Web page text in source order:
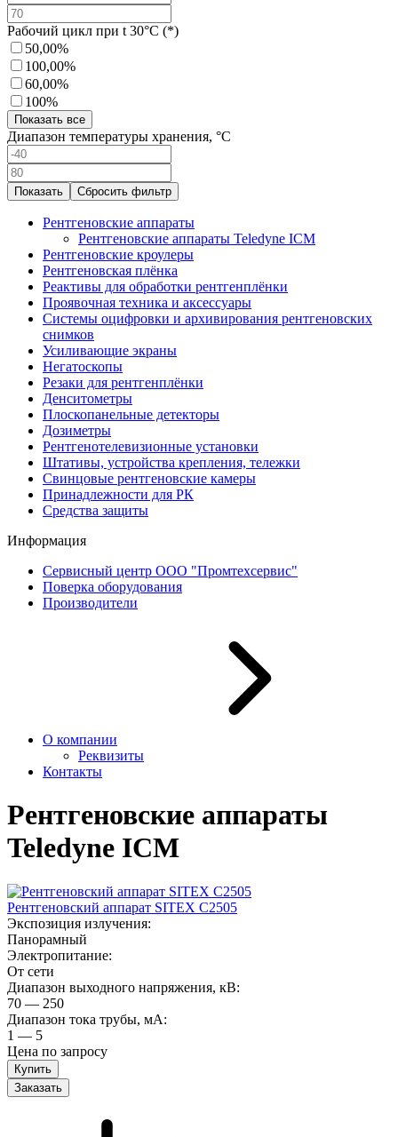
Рабочий цикл при t 30°C (*)
50,00%
100,00%
60,00%
100%
Показать все
Диапазон температуры хранения, °C
Сбросить фильтр
Рентгеновские аппараты
Рентгеновские аппараты Teledyne ICM
Рентгеновские кроулеры
Рентгеновская плёнка
Реактивы для обработки рентгенплёнки
Проявочная техника и аксессуары
Системы оцифровки и архивирования рентгеновских
снимков
Усиливающие экраны
Негатоскопы
Резаки для рентгенплёнки
Денситометры
Плоскопанельные детекторы
Дозиметры
Рентгенотелевизионные установки
Штативы, устройства крепления, тележки
Свинцовые рентгеновские камеры
Принадлежности для РК
Средства защиты
Информация
Сервисный центр ООО "Промтехсервис"
Поверка оборудования
Производители
О компании
Реквизиты
Контакты
Рентгеновские аппараты
Teledyne ICM
Рентгеновский аппарат SITEX C2505
Экспозиция излучения:
Панорамный
Электропитание:
От сети
Диапазон выходного напряжения, кВ:
70 — 250
Диапазон тока трубы, мА:
1 — 5
Цена по запросу
Заказать